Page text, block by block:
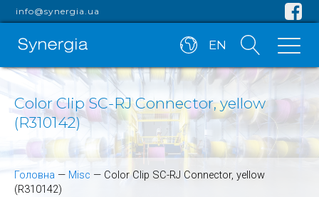
info@synergia.ua
EN
Color Clip SC-RJ Connector, yellow
(R310142)
Головна — Misc — Color Clip SC-RJ Connector, yellow
(R310142)